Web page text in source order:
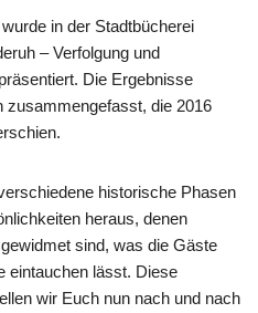
in der Stadtbücherei
– Verfolgung und
Die Ergebnisse
zusammengefasst, die 2016
historische Phasen
heraus, denen
sind, was die Gäste
eintauchen lässt. Diese
wir Euch nun nach und nach